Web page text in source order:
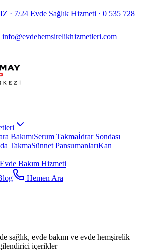
7/24 Evde Sağlık Hizmeti · 0 535 728
info@evdehemsirelikhizmetleri.com
BakımıSerum Takmaİdrar Sondası
TakmaSünnet PansumanlarıKan
Evde Bakım Hizmeti
Hemen Ara
sağlık, evde bakım ve evde hemşirelik
içerikler